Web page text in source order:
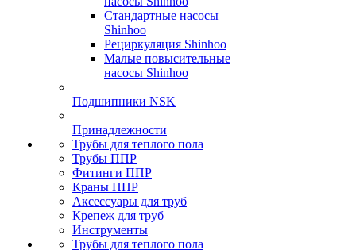
Стандартные насосы
Shinhoo
Рециркуляция Shinhoo
Малые повысительные
насосы Shinhoo
Подшипники NSK
Принадлежности
Трубы для теплого пола
Трубы ППР
Фитинги ППР
Краны ППР
Аксессуары для труб
Крепеж для труб
Инструменты
Трубы для теплого пола